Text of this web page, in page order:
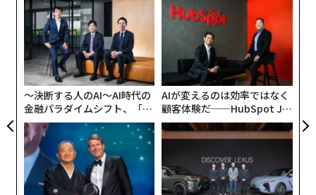
〜決断する人のAI〜AI時代の
金融パラダイムシフト、「超
個別化」の核心 【MUFG×ウ
ェルスナビ×PwC】
AIが変えるのは効率ではなく
顧客体験だ──HubSpot Ja
panが語る「Grow Better」
な組織のつくり方